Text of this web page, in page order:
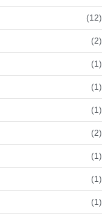
(12)
(2)
(1)
(1)
(1)
(2)
(1)
(1)
(1)